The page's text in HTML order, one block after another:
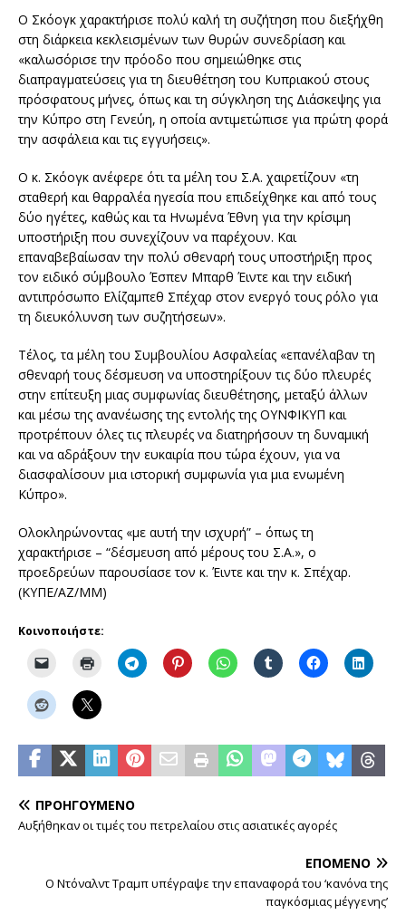
Ο Σκόογκ χαρακτήρισε πολύ καλή τη συζήτηση που διεξήχθη
στη διάρκεια κεκλεισμένων των θυρών συνεδρίαση και
«καλωσόρισε την πρόοδο που σημειώθηκε στις
διαπραγματεύσεις για τη διευθέτηση του Κυπριακού στους
πρόσφατους μήνες, όπως και τη σύγκληση της Διάσκεψης για
την Κύπρο στη Γενεύη, η οποία αντιμετώπισε για πρώτη φορά
την ασφάλεια και τις εγγυήσεις».
Ο κ. Σκόογκ ανέφερε ότι τα μέλη του Σ.Α. χαιρετίζουν «τη
σταθερή και θαρραλέα ηγεσία που επιδείχθηκε και από τους
δύο ηγέτες, καθώς και τα Ηνωμένα Έθνη για την κρίσιμη
υποστήριξη που συνεχίζουν να παρέχουν. Και
επαναβεβαίωσαν την πολύ σθεναρή τους υποστήριξη προς
τον ειδικό σύμβουλο Έσπεν Μπαρθ Έιντε και την ειδική
αντιπρόσωπο Ελίζαμπεθ Σπέχαρ στον ενεργό τους ρόλο για
τη διευκόλυνση των συζητήσεων».
Τέλος, τα μέλη του Συμβουλίου Ασφαλείας «επανέλαβαν τη
σθεναρή τους δέσμευση να υποστηρίξουν τις δύο πλευρές
στην επίτευξη μιας συμφωνίας διευθέτησης, μεταξύ άλλων
και μέσω της ανανέωσης της εντολής της ΟΥΝΦΙΚΥΠ και
προτρέπουν όλες τις πλευρές να διατηρήσουν τη δυναμική
και να αδράξουν την ευκαιρία που τώρα έχουν, για να
διασφαλίσουν μια ιστορική συμφωνία για μια ενωμένη
Κύπρο».
Ολοκληρώνοντας «με αυτή την ισχυρή” – όπως τη
χαρακτήρισε – “δέσμευση από μέρους του Σ.Α.», ο
προεδρεύων παρουσίασε τον κ. Έιντε και την κ. Σπέχαρ.
(ΚΥΠΕ/ΑΖ/ΜΜ)
Κοινοποιήστε:
ΠΡΟΗΓΟΎΜΕΝΟ
Αυξήθηκαν οι τιμές του πετρελαίου στις ασιατικές αγορές
ΕΠΌΜΕΝΟ
Ο Ντόναλντ Τραμπ υπέγραψε την επαναφορά του ‘κανόνα της
παγκόσμιας μέγγενης’